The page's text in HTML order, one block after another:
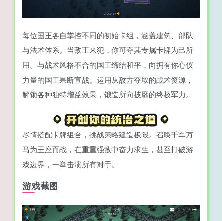
每位国王各自掌控不同的初始卡组，涵盖建筑、部队
与法术体系。当敌王来犯，你可夺其专属卡牌为己所
用。与战术风格不合的国王缔结和平，向拥有你心仪
力量的国王果断宣战。运用从敌方夺取的战术资源，
解锁各种独特增益效果，锻造所向披靡的终极军力。
尽情搭配卡牌组合，挑战策略建造极限。召唤千军万
马为王座而战，在重重强敌中奋力求生，甚至打破游
戏边界，一举击溃所有对手。
游戏截图